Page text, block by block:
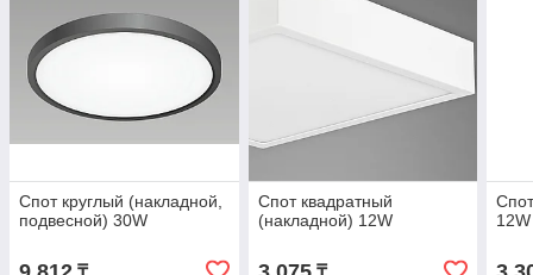
Спот круглый (накладной,
подвесной) 30W
Спот квадратный
(накладной) 12W
12W